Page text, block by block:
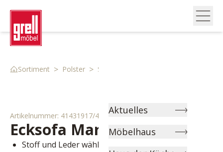
Aktuelles
Möbelhaus
Sortiment > Polster > Sofas
Artikelnummer: 41431917/4
Ecksofa Marlon
Stoff und Leder wählbar